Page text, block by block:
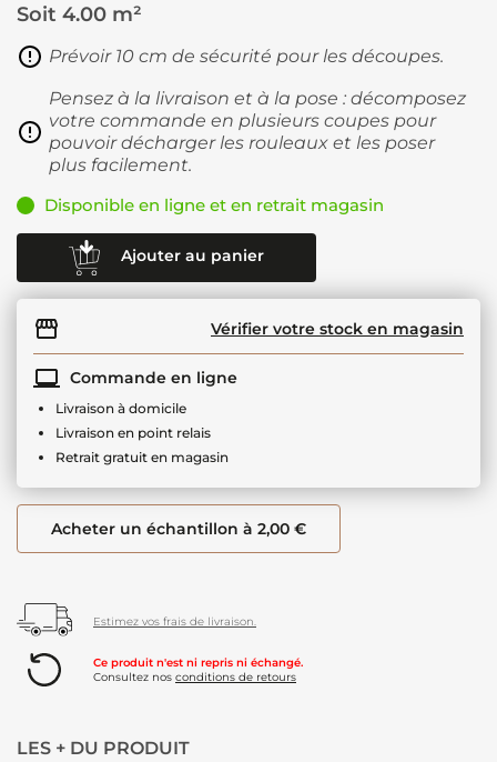
Soit 4.00 m²
Prévoir 10 cm de sécurité pour les découpes.
Pensez à la livraison et à la pose : décomposez
votre commande en plusieurs coupes pour
pouvoir décharger les rouleaux et les poser
plus facilement.
Disponible en ligne et en retrait magasin
Ajouter au panier
Vérifier votre stock en magasin
Commande en ligne
Livraison à domicile
Livraison en point relais
Retrait gratuit en magasin
Acheter un échantillon à 2,00 €
Estimez vos frais de livraison.
Ce produit n'est ni repris ni échangé.
Consultez nos conditions de retours
LES + DU PRODUIT